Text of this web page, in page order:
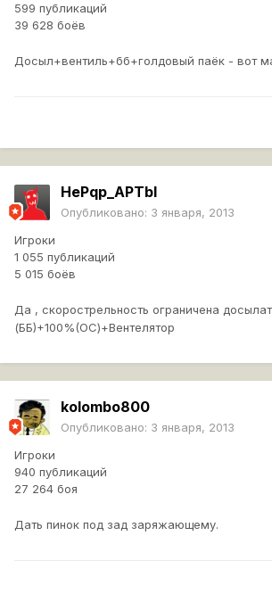
599 публикаций
39 628 боёв
Досыл+вентиль+бб+голдовый паёк - вот
HePqp_APTbl
Опубликовано: 3 января, 2013
Игроки
1 055 публикаций
5 015 боёв
Да , скорострельность ограничена
(ББ)+100%(ОС)+Вентелятор
kolombo800
Опубликовано: 3 января, 2013
Игроки
940 публикаций
27 264 боя
Дать пинок под зад заряжающему.